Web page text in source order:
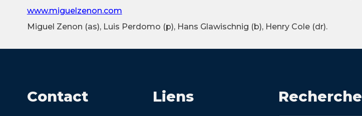
www.miguelzenon.com
Miguel Zenon (as), Luis Perdomo (p), Hans Glawischnig (b), Henry Cole (dr).
Contact Liens Recherche